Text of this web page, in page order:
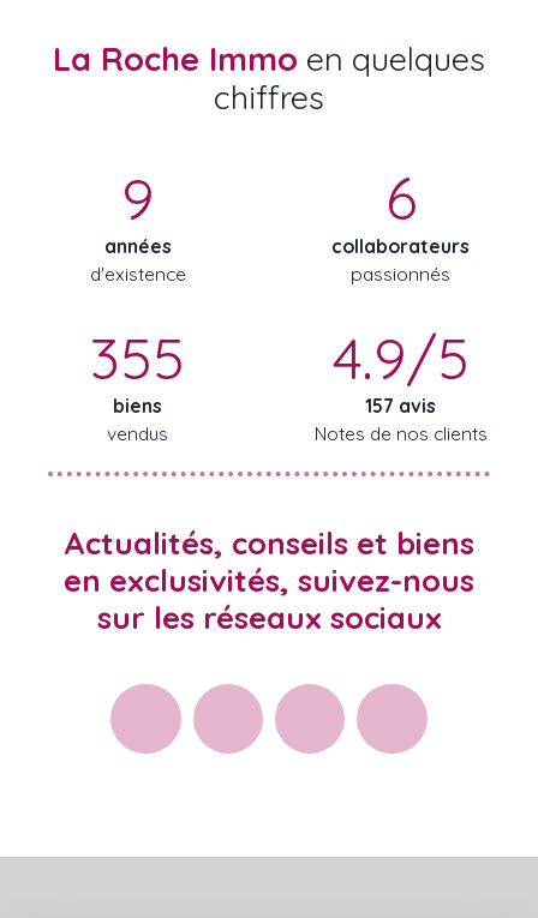
La Roche Immo en quelques
chiffres
9
années
d'existence
6
collaborateurs
passionnés
355
biens
vendus
4.9/5
157 avis
Notes de nos clients
Actualités, conseils et biens
en exclusivités, suivez-nous
sur les réseaux sociaux